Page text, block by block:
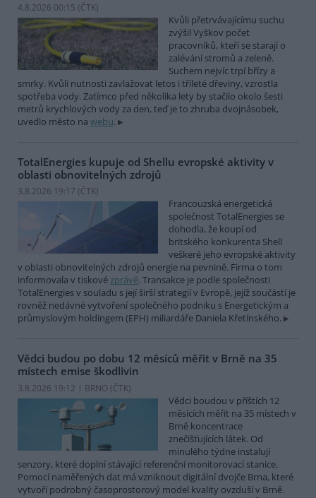
4.8.2026 00:15 (ČTK)
Kvůli přetrvávajícímu suchu
zvýšil Vyškov počet
pracovníků, kteří se starají o
zalévání stromů a zeleně.
Suchem nejvíc trpí břízy a
smrky. Kvůli nutnosti zavlažovat letos i tříleté dřeviny, vzrostla
spotřeba vody. Zatímco před několika lety by stačilo okolo šesti
metrů krychlových vody za den, teď je to zhruba dvojnásobek,
uvedlo město na webu.
TotalEnergies kupuje od Shellu evropské aktivity v
oblasti obnovitelných zdrojů
3.8.2026 19:17 (ČTK)
Francouzská energetická
společnost TotalEnergies se
dohodla, že koupí od
britského konkurenta Shell
veškeré jeho evropské aktivity
v oblasti obnovitelných zdrojů energie na pevnině. Firma o tom
informovala v tiskovézprávě. Transakce je podle společnosti
TotalEnergies v souladu s její širší strategií v Evropě, jejíž součástí je
rovněž nedávné vytvoření společného podniku s Energetickým a
průmyslovým holdingem (EPH) miliardáře Daniela Křetínského.
Vědci budou po dobu 12 měsíců měřit v Brně na 35
místech emise škodlivin
3.8.2026 19:12 | BRNO (ČTK)
Vědci boudou v příštích 12
měsících měřit na 35 místech v
Brně koncentrace
znečišťujících látek. Od
minulého týdne instalují
senzory, které doplní stávající referenční monitorovací stanice.
Pomocí naměřených dat má vzniknout digitální dvojče Brna, které
vytvoří podrobný časoprostorový model kvality ovzduší v Brně.